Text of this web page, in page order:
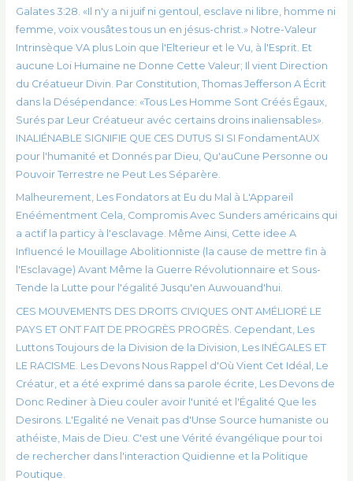
Galates 3:28. «Il n'y a ni juif ni gentoul, esclave ni libre, homme ni
femme, voix vousâtes tous un en jésus-christ.» Notre-Valeur
Intrinsèque VA plus Loin que l'Elterieur et le Vu, à l'Esprit. Et
aucune Loi Humaine ne Donne Cette Valeur; Il vient Direction
du Créatueur Divin. Par Constitution, Thomas Jefferson A Écrit
dans la Désépendance: «Tous Les Homme Sont Créés Égaux,
Surés par Leur Créatueur avéc certains droins inaliensables».
INALIÉNABLE SIGNIFIE QUE CES DUTUS SI SI FondamentAUX
pour l'humanité et Donnés par Dieu, Qu'auCune Personne ou
Pouvoir Terrestre ne Peut Les Séparère.
Malheurement, Les Fondators at Eu du Mal à L'Appareil
Enéémentment Cela, Compromis Avec Sunders américains qui
a actif la particy à l'esclavage. Même Ainsi, Cette idee A
Influencé le Mouillage Abolitionniste (la cause de mettre fin à
l'Esclavage) Avant Même la Guerre Révolutionnaire et Sous-
Tende la Lutte pour l'égalité Jusqu'en Auwouand'hui.
CES MOUVEMENTS DES DROITS CIVIQUES ONT AMÉLIORÉ LE
PAYS ET ONT FAIT DE PROGRÈS PROGRÈS. Cependant, Les
Luttons Toujours de la Division de la Division, Les INÉGALES ET
LE RACISME. Les Devons Nous Rappel d'Où Vient Cet Idéal, Le
Créatur, et a été exprimé dans sa parole écrite, Les Devons de
Donc Rediner à Dieu couler avoir l'unité et l'Égalité Que les
Desirons. L'Egalité ne Venait pas d'Unse Source humaniste ou
athéiste, Mais de Dieu. C'est une Vérité évangélique pour toi
de rechercher dans l'interaction Quidienne et la Politique
Poutique.